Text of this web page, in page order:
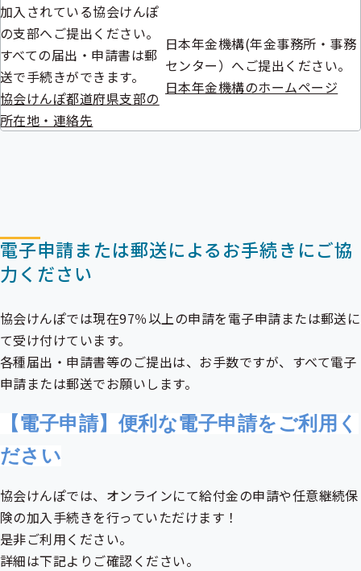
加入されている協会けんぽ
の支部へご提出ください。
すべての届出・申請書は郵
送で手続きができます。
協会けんぽ都道府県支部の
所在地・連絡先
日本年金機構(年金事務所・事務
センター）へご提出ください。
日本年金機構のホームページ
電子申請または郵送によるお手続きにご協
力ください
協会けんぽでは現在97％以上の申請を電子申請または郵送に
て受け付けています。
各種届出・申請書等のご提出は、お手数ですが、すべて電子
申請または郵送でお願いします。
【電子申請】便利な電子申請をご利用く
ださい
協会けんぽでは、オンラインにて給付金の申請や任意継続保
険の加入手続きを行っていただけます！
是非ご利用ください。
詳細は下記よりご確認ください。